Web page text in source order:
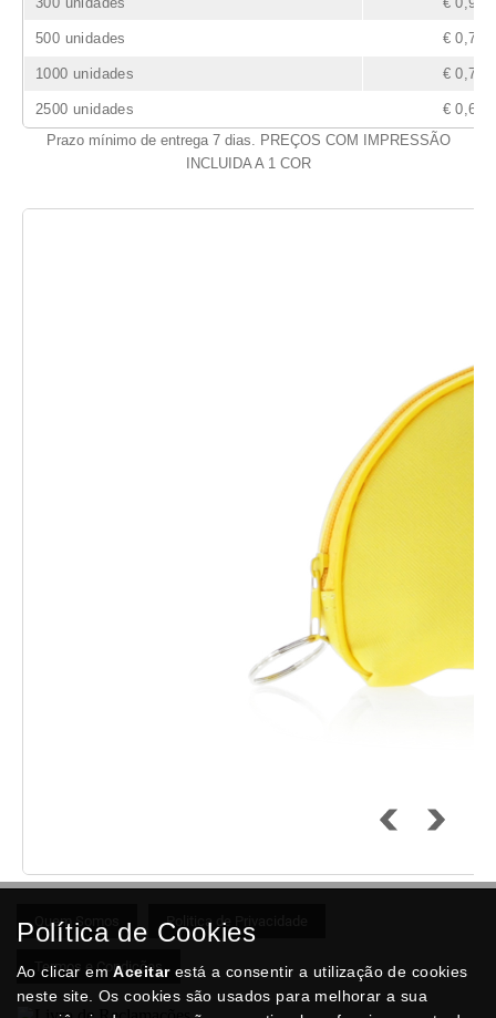
500 unidades € 0,77
1000 unidades € 0,72
2500 unidades
€ 0,69
Prazo mínimo de entrega 7 dias. PREÇOS COM IMPRESSÃO
INCLUIDA A 1 COR
Quem Somos Politica de Privacidade
Termos e Condições
Política de Cookies
Ao clicar emAceitarestá a consentir a utilização de cookies
neste site. Os cookies são usados para melhorar a sua